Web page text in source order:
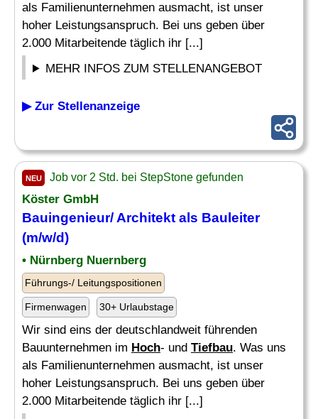
als Familienunternehmen ausmacht, ist unser
hoher Leistungsanspruch. Bei uns geben über
2.000 Mitarbeitende täglich ihr [...]
MEHR INFOS ZUM STELLENANGEBOT
▶ Zur Stellenanzeige
NEU Job vor 2 Std. bei StepStone gefunden
Köster GmbH
Bauingenieur/ Architekt als Bauleiter
(m/w/d)
• Nürnberg Nuernberg
Führungs-/ Leitungspositionen
Firmenwagen 30+ Urlaubstage
Wir sind eins der deutschlandweit führenden
Bauunternehmen im Hoch- und Tiefbau. Was uns
als Familienunternehmen ausmacht, ist unser
hoher Leistungsanspruch. Bei uns geben über
2.000 Mitarbeitende täglich ihr [...]